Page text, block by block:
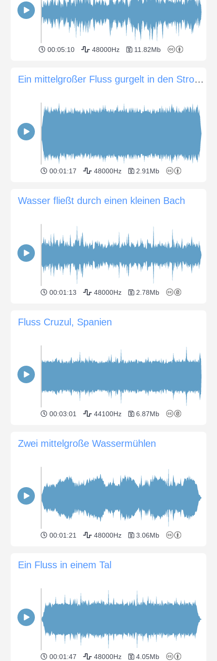
00:05:10 48000Hz 11.82Mb
Ein mittelgroßer Fluss gurgelt in den Stromschnellen
00:01:17 48000Hz 2.91Mb
Wasser fließt durch einen kleinen Bach
00:01:13 48000Hz 2.78Mb
Fluss Cruzul, Spanien
00:03:01 44100Hz 6.87Mb
Zwei mittelgroße Wassermühlen
00:01:21 48000Hz 3.06Mb
Ein Fluss in einem Tal
00:01:47 48000Hz 4.05Mb